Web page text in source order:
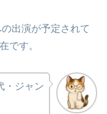
出演が予定されて
です。
・ジャン